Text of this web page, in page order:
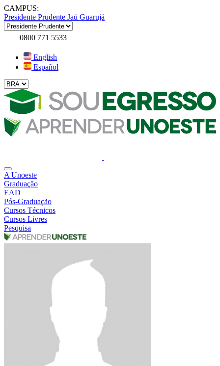
CAMPUS:
Presidente Prudente Jaú Guarujá
0800 771 5533
English
Español
A Unoeste
Graduação
EAD
Pós-Graduação
Cursos Técnicos
Cursos Livres
Pesquisa